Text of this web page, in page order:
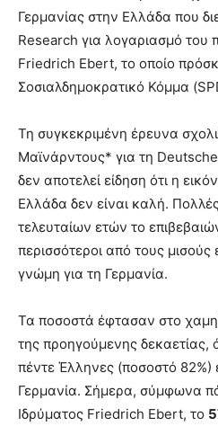
Γερμανίας στην Ελλάδα που
Research για λογαριασμό του
Friedrich Ebert, το οποίο
Σοσιαλδημοκρατικό Κόμμα
Τη συγκεκριμένη έρευνα
Μαϊνάρντους* για τη
δεν αποτελεί είδηση ότι η
Ελλάδα δεν είναι καλή.
τελευταίων ετών το
περισσότεροι από τους
γνώμη για τη Γερμανία.
Τα ποσοστά έφτασαν στο
της προηγούμενης δεκαετίας,
πέντε Έλληνες (ποσοστό 82%)
Γερμανία. Σήμερα, σύμφωνα
Ιδρύματος Friedrich Ebert, το